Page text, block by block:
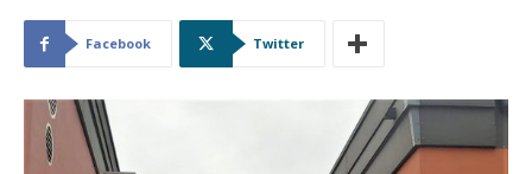
Facebook Twitter